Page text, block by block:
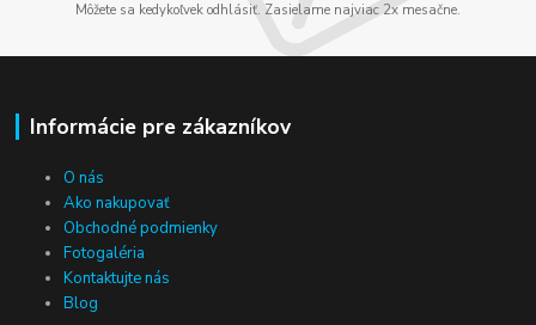
Môžete sa kedykoľvek odhlásiť. Zasielame najviac 2x mesačne.
Informácie pre zákazníkov
O nás
Ako nakupovať
Obchodné podmienky
Fotogaléria
Kontaktujte nás
Blog